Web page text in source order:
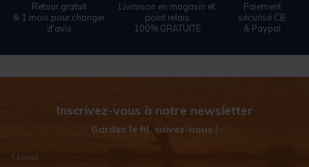
Retour gratuit
& 1 mois pour changer
d'avis
Livraison en magasin et
point relais
100% GRATUITE
Paiement
sécurisé CB
& Paypal
Inscrivez-vous à notre newsletter
Gardez le fil, suivez-nous !
* Email